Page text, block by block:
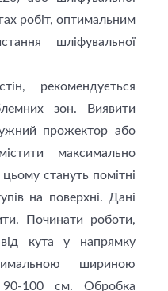
робіт, оптимальним
шліфувальної
рекомендується
зон. Виявити
прожектор або
максимально
стануть помітні
на поверхні. Дані
Починати роботи,
кута у напрямку
шириною
100 см. Обробка